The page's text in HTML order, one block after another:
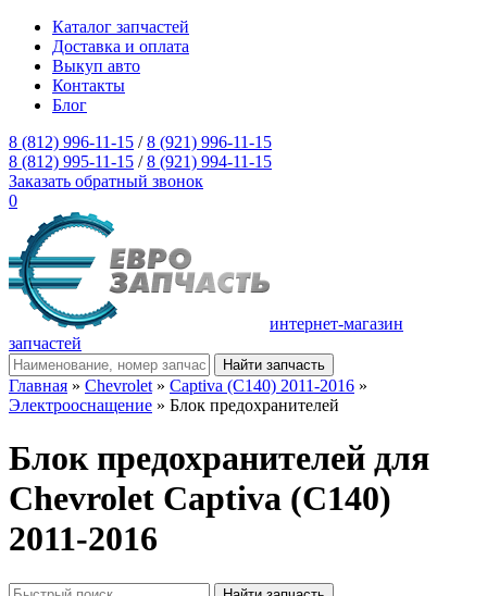
Каталог запчастей
Доставка и оплата
Выкуп авто
Контакты
Блог
8 (812) 996-11-15 /8 (921) 996-11-15
8 (812) 995-11-15 /8 (921) 994-11-15
Заказать обратный звонок
0
интернет-магазин
запчастей
Главная » Chevrolet » Captiva (C140) 2011-2016 »
Электрооснащение » Блок предохранителей
Блок предохранителей для
Chevrolet Captiva (C140)
2011-2016